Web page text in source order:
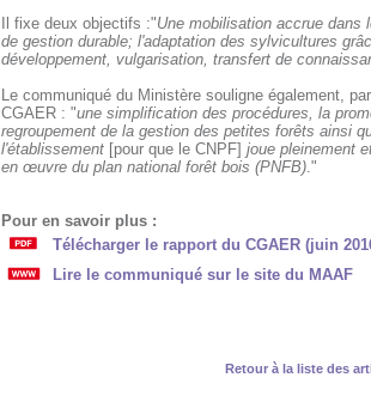
Il fixe deux objectifs :"Une mobilisation accrue dans
de gestion durable; l'adaptation des sylvicultures
développement, vulgarisation, transfert de
Le communiqué du Ministère souligne également,
CGAER : "une simplification des procédures, la
regroupement de la gestion des petites forêts ainsi
l'établissement [pour que le CNPF] joue pleinement
en œuvre du plan national forêt bois (PNFB)."
Pour en savoir plus :
Télécharger le rapport du CGAER (juin
Lire le communiqué sur le site du MAAF
Retour à la liste des